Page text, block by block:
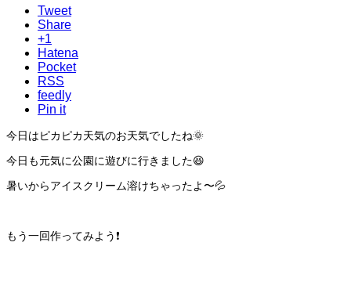
Tweet
Share
+1
Hatena
Pocket
RSS
feedly
Pin it
今日はピカピカ天気のお天気でしたね🌞
今日も元気に公園に遊びに行きました😆
暑いからアイスクリーム溶けちゃったよ〜💦
もう一回作ってみよう❗️